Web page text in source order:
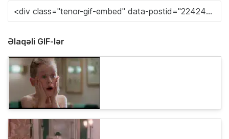
Əlaqəli GIF-lər